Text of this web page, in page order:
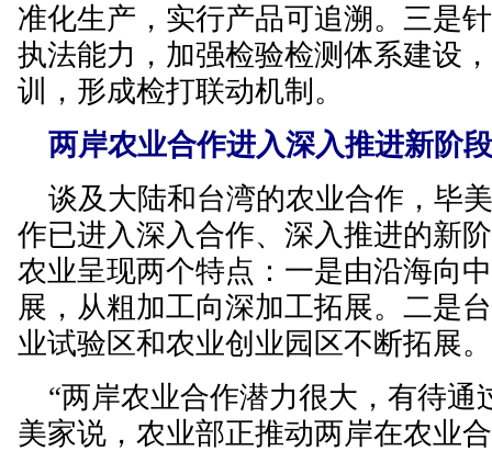
准化生产，实行产品可追溯。三是
执法能力，加强检验检测体系建设
训，形成检打联动机制。
两岸农业合作进入深入推进新阶
谈及大陆和台湾的农业合作，毕
作已进入深入合作、深入推进的新
农业呈现两个特点：一是由沿海向
展，从粗加工向深加工拓展。二是
业试验区和农业创业园区不断拓展。
“两岸农业合作潜力很大，有待通
美家说，农业部正推动两岸在农业